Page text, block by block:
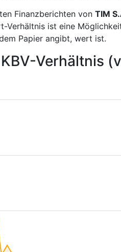
Finanzberichten von TIM
Verhältnis ist eine
Papier angibt, wert ist.
Verhältnis